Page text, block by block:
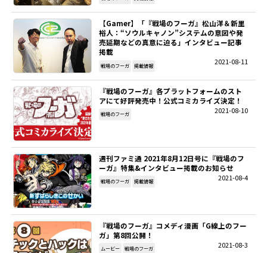
【Gamer】「『戦場のフーガ』松山洋＆新里
裕人：“ソウルキャノン”システムの意図や発
売延期などの真意に迫る」インタビュー記事
掲載
2021-08-11
戦場のフーガ 掲載情報
『戦場のフーガ』各プラットフォームのスト
アにて好評発売中！公式コミカライズ決定！
2021-08-10
戦場のフーガ
週刊ファミ通 2021年8月12日号に『戦場のフ
ーガ』特集&インタビュー掲載のお知らせ
2021-08-4
戦場のフーガ 掲載情報
『戦場のフーガ』コメディ漫画「G線上のフー
ガ」第8回公開！
2021-08-3
ムービー 戦場のフーガ